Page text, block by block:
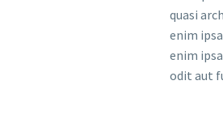
quasi
enim
enim
odit aut